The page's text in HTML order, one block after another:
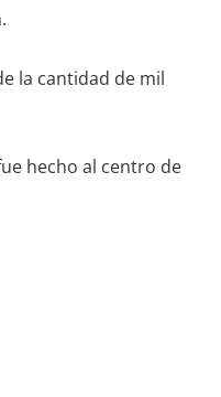
la cantidad de mil
hecho al centro de